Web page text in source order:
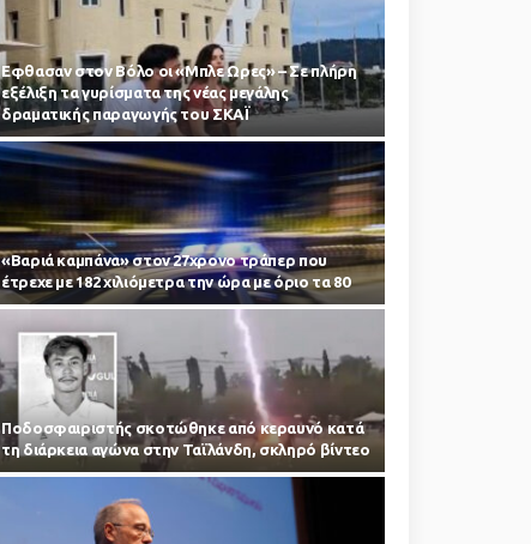
Εφθασαν στον Βόλο οι «Μπλε Ωρες» – Σε πλήρη
εξέλιξη τα γυρίσματα της νέας μεγάλης
δραματικής παραγωγής του ΣΚΑΪ
«Βαριά καμπάνα» στον 27χρονο τράπερ που
έτρεχε με 182 χιλιόμετρα την ώρα με όριο τα 80
Ποδοσφαιριστής σκοτώθηκε από κεραυνό κατά
τη διάρκεια αγώνα στην Ταϊλάνδη, σκληρό βίντεο